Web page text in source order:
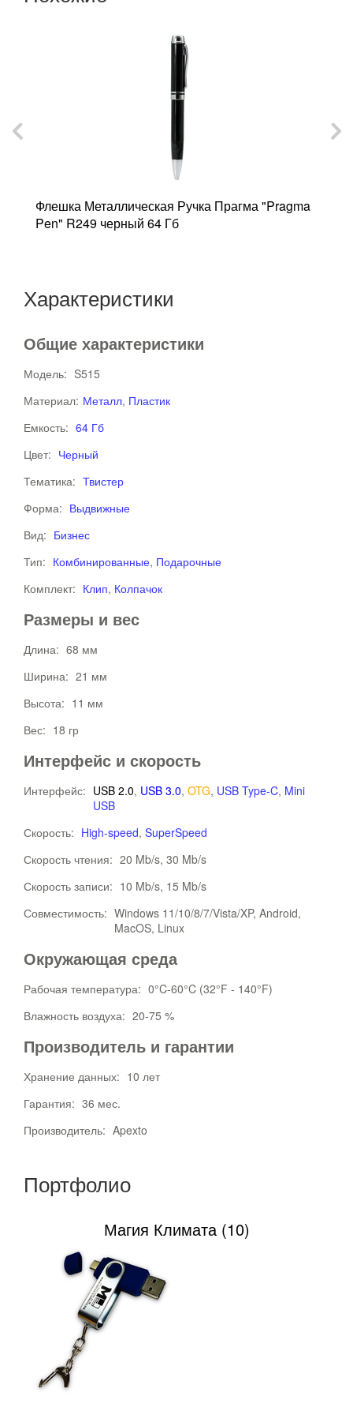
Флешка Металлическая Ручка Прагма "Pragma
Pen" R249 черный 64 Гб
Характеристики
Общие характеристики
Модель: S515
Материал: Металл, Пластик
Емкость: 64 Гб
Цвет: Черный
Тематика: Твистер
Форма: Выдвижные
Вид: Бизнес
Тип: Комбинированные, Подарочные
Комплект: Клип, Колпачок
Размеры и вес
Длина: 68 мм
Ширина: 21 мм
Высота: 11 мм
Вес: 18 гр
Интерфейс и скорость
Интерфейс: USB 2.0, USB 3.0, OTG, USB Type-C, Mini
USB
Скорость: High-speed, SuperSpeed
Скорость чтения: 20 Mb/s, 30 Mb/s
Скорость записи: 10 Mb/s, 15 Mb/s
Совместимость: Windows 11/10/8/7/Vista/XP, Android,
MacOS, Linux
Окружающая среда
Рабочая температура: 0°C-60°C (32°F - 140°F)
Влажность воздуха: 20-75 %
Производитель и гарантии
Хранение данных: 10 лет
Гарантия: 36 мес.
Производитель: Apexto
Портфолио
Магия Климата (10)